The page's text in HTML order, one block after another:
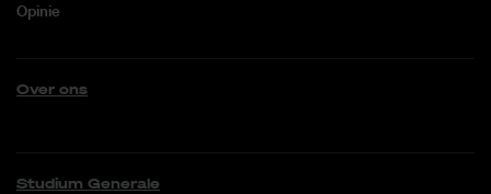
Opinie
Over ons
Studium Generale